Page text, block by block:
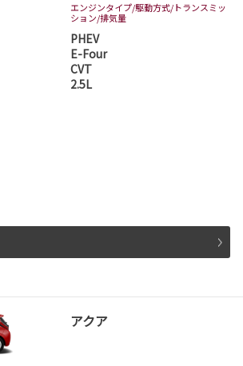
た。
波店、神栖店、つ
谷店となります。
ら。
改良・特別仕様車
エンジンタイプ/駆動方式/トランスミッ
ション/排気量
PHEV
E-Four
CVT
2.5L
アクア